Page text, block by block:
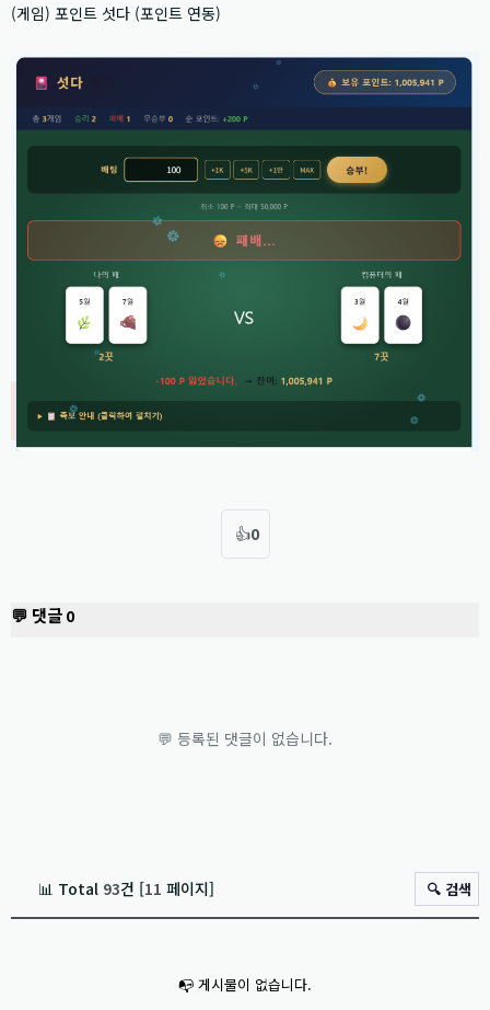
(게임) 포인트 섯다 (포인트 연동)
👍0
💬 댓글 0
💬 등록된 댓글이 없습니다.
📊 Total 93건 [11 페이지] 🔍 검색
📭 게시물이 없습니다.